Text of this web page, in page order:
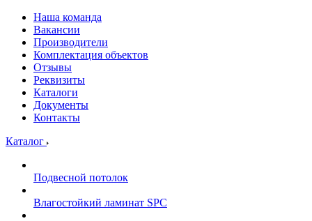
Наша команда
Вакансии
Производители
Комплектация объектов
Отзывы
Реквизиты
Каталоги
Документы
Контакты
Каталог
Подвесной потолок
Влагостойкий ламинат SPC